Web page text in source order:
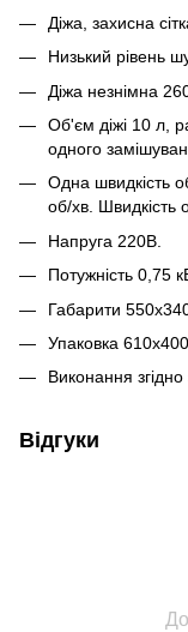
Діжа, захисна
Низький рівень
Діжа незнімна
Об'єм діжі 10 л,
одного
Одна швидкість
об/хв. Швидкість
Напруга 220В.
Потужність 0,75
Габарити
Упаковка
Виконання
Відгуки